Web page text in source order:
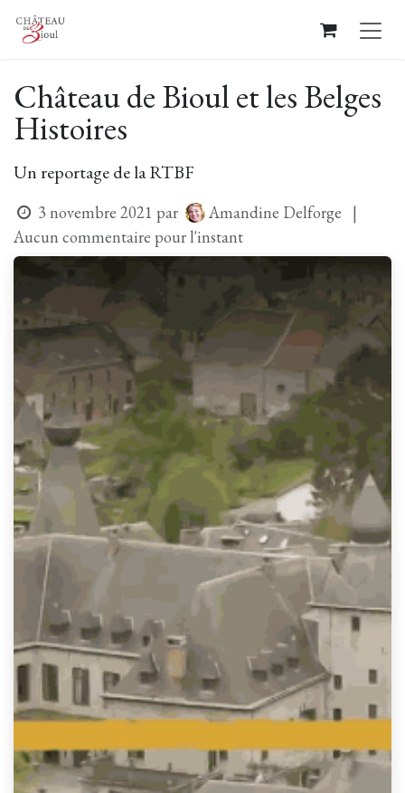
Se rendre au contenu
Château de Bioul et les Belges
Histoires
Un reportage de la RTBF
3 novembre 2021 par Amandine Delforge
|
Aucun commentaire pour l'instant